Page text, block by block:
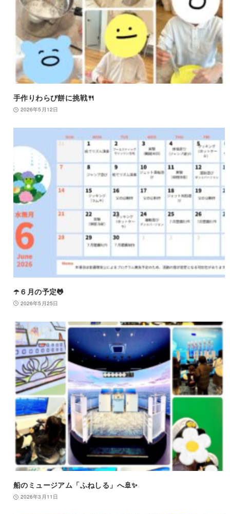
手作りわらび餅に挑戦🍴
2026年5月12日
☂️６月の予定🐸
2026年5月25日
船のミュージアム「ふねしる」へ🚢✨
2026年3月11日